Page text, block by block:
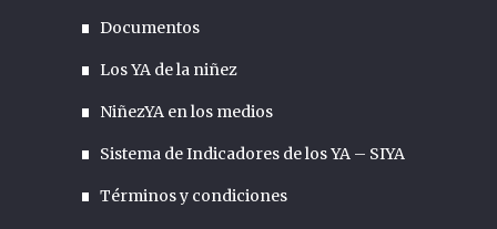
Documentos
Los YA de la niñez
NiñezYA en los medios
Sistema de Indicadores de los YA – SIYA
Términos y condiciones